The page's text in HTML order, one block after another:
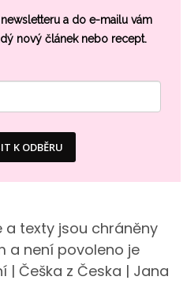
a do e-mailu vám
nový článek nebo recept.
K ODBĚRU
texty jsou chráněny
a není povoleno je
| Češka z Česka | Jana